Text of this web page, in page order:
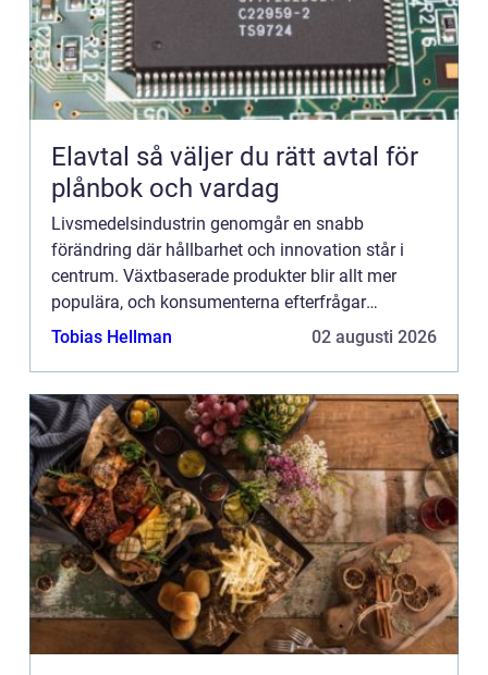
Elavtal så väljer du rätt avtal för
plånbok och vardag
Livsmedelsindustrin genomgår en snabb
förändring där hållbarhet och innovation står i
centrum. Växtbaserade produkter blir allt mer
populära, och konsumenterna efterfrågar
alternativ som minskar klimat...
Tobias Hellman 02 augusti 2026